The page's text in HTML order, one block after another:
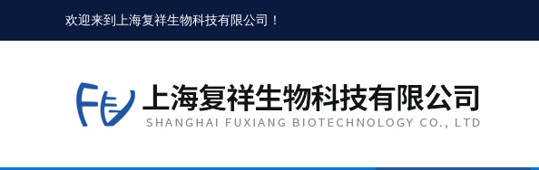
欢迎来到 上海复祥生物科技有限公司 ！